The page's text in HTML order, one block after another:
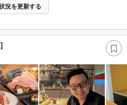
況を更新する